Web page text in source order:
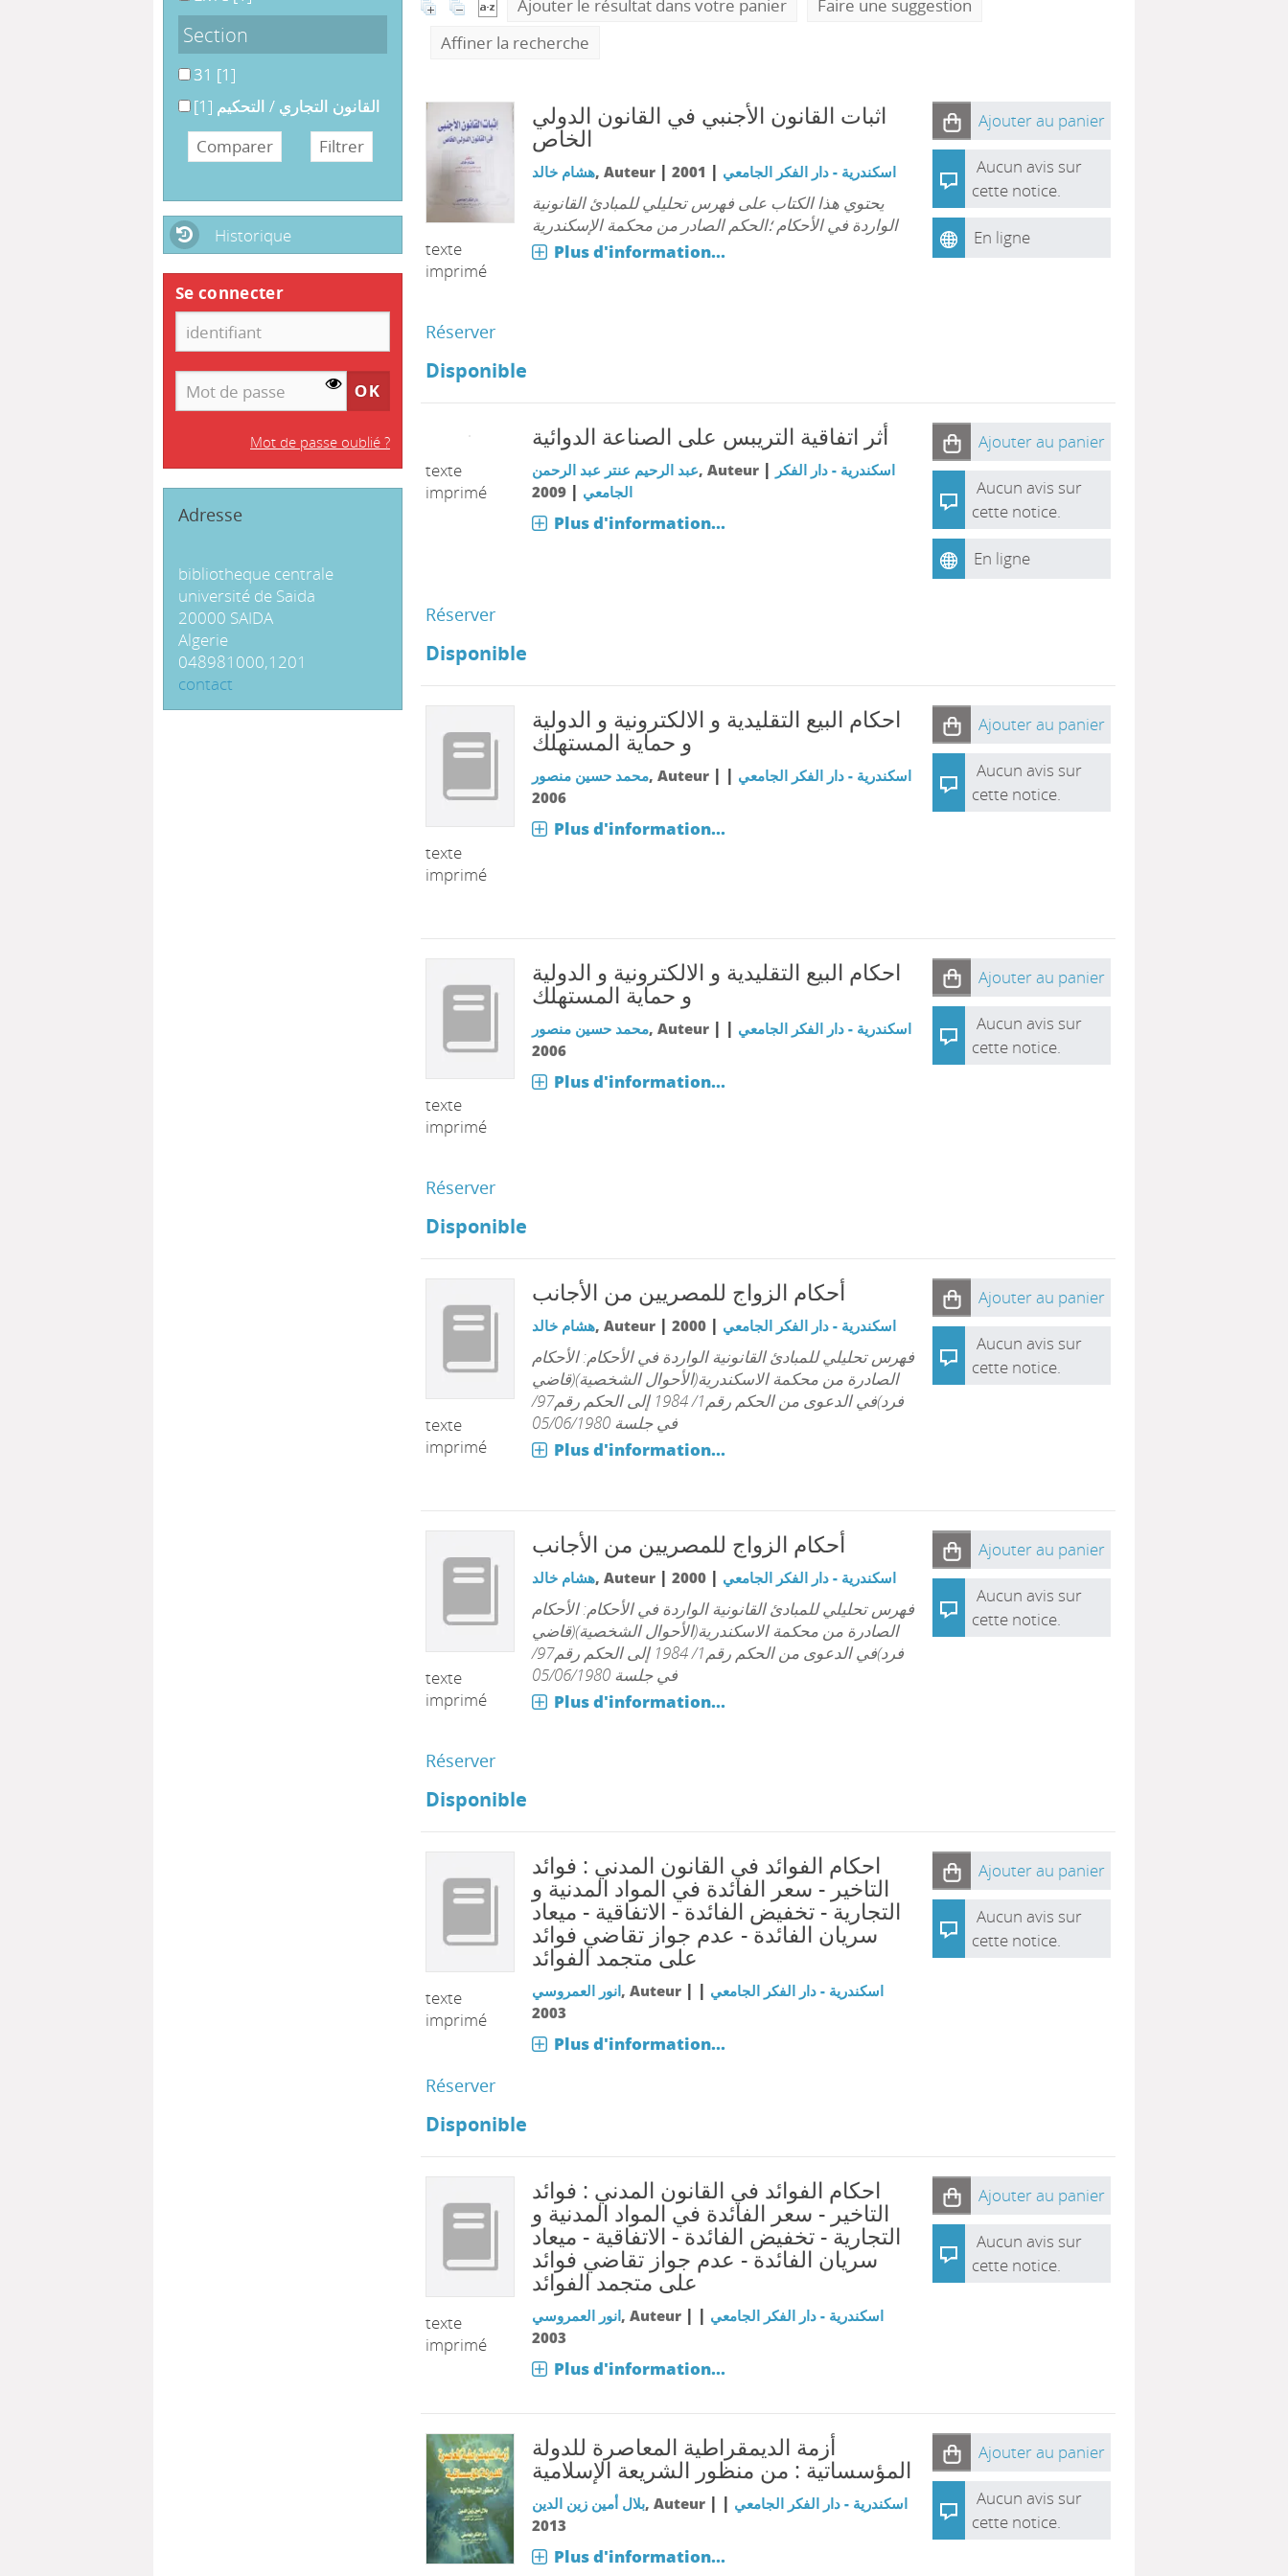
Ajouter le résultat dans votre panier
Faire une suggestion
Affiner la recherche
texte
imprimé
اثبات القانون الأجنبي في القانون الدولي
الخاص
هشام خالد, Auteur | اسكندرية - دار الفكر الجامعي |
2001
يحتوي هذا الكتاب على فهرس تحليلي للمبادئ القانونية
الواردة في الأحكام ؛الحكم الصادر من محكمة الإسكندرية
Plus d'information...
Ajouter au panier
Aucun avis sur
cette notice.
En ligne
Réserver
Disponible
texte
imprimé
أثر اتفاقية التريبس على الصناعة الدوائية
عبد الرحيم عنتر عبد الرحمن, Auteur | اسكندرية - دار الفكر
الجامعي |
2009
Plus d'information...
Ajouter au panier
Aucun avis sur
cette notice.
En ligne
Réserver
Disponible
texte
imprimé
احكام البيع التقليدية و الالكترونية و الدولية
و حماية المستهلك
محمد حسين منصور, Auteur | اسكندرية - دار الفكر الجامعي |
2006
Plus d'information...
Ajouter au panier
Aucun avis sur
cette notice.
texte
imprimé
احكام البيع التقليدية و الالكترونية و الدولية
و حماية المستهلك
محمد حسين منصور, Auteur | اسكندرية - دار الفكر الجامعي |
2006
Plus d'information...
Ajouter au panier
Aucun avis sur
cette notice.
Réserver
Disponible
texte
imprimé
أحكام الزواج للمصريين من الأجانب
هشام خالد, Auteur | اسكندرية - دار الفكر الجامعي |
2000
فهرس تحليلي للمبادئ القانونية الواردة في الأحكام: الأحكام
الصادرة من محكمة الاسكندرية(الأحوال الشخصية)(قاضي
فرد)في الدعوى من الحكم رقم1/ 1984 إلى الحكم رقم97/
في جلسة 05/06/1980
Plus d'information...
Ajouter au panier
Aucun avis sur
cette notice.
texte
imprimé
أحكام الزواج للمصريين من الأجانب
هشام خالد, Auteur | اسكندرية - دار الفكر الجامعي |
2000
فهرس تحليلي للمبادئ القانونية الواردة في الأحكام: الأحكام
الصادرة من محكمة الاسكندرية(الأحوال الشخصية)(قاضي
فرد)في الدعوى من الحكم رقم1/ 1984 إلى الحكم رقم97/
في جلسة 05/06/1980
Plus d'information...
Ajouter au panier
Aucun avis sur
cette notice.
Réserver
Disponible
texte
imprimé
احكام الفوائد في القانون المدني : فوائد
التاخير - سعر الفائدة في المواد المدنية و
التجارية - تخفيض الفائدة - الاتفاقية - ميعاد
سريان الفائدة - عدم جواز تقاضي فوائد
على متجمد الفوائد
انور العمروسي, Auteur | اسكندرية - دار الفكر الجامعي |
2003
Plus d'information...
Ajouter au panier
Aucun avis sur
cette notice.
Réserver
Disponible
texte
imprimé
احكام الفوائد في القانون المدني : فوائد
التاخير - سعر الفائدة في المواد المدنية و
التجارية - تخفيض الفائدة - الاتفاقية - ميعاد
سريان الفائدة - عدم جواز تقاضي فوائد
على متجمد الفوائد
انور العمروسي, Auteur | اسكندرية - دار الفكر الجامعي |
2003
Plus d'information...
Ajouter au panier
Aucun avis sur
cette notice.
أزمة الديمقراطية المعاصرة للدولة
المؤسساتية : من منظور الشريعة الإسلامية
بلال أمين زين الدين, Auteur | اسكندرية - دار الفكر الجامعي |
2013
Plus d'information...
Ajouter au panier
Aucun avis sur
cette notice.
Section
3131 [1]
القانون التجاري / التحكيم
القانون التجاري / التحكيم [1]
Historique
Se connecter
Mot de passe oublié ?
Adresse
bibliotheque centrale
université de Saida
20000 SAIDA
Algerie
048981000,1201
contact